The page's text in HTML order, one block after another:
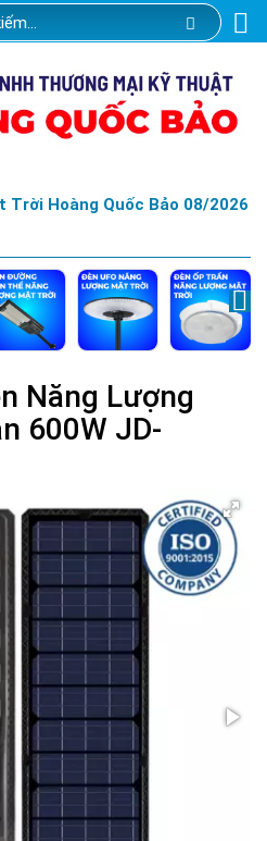
Trời Hoàng Quốc Bảo 08/2026
Năng Lượng
600W JD-